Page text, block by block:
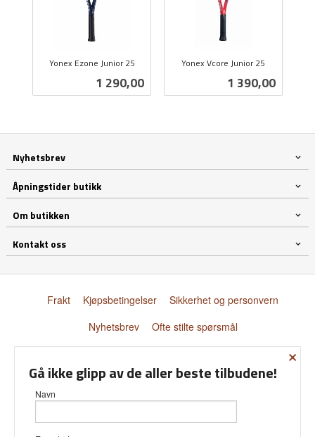
Yonex Ezone Junior 25
Pris
1 290,00
Yonex Vcore Junior 25
Pris
1 390,00
Nyhetsbrev
Åpningstider butikk
Om butikken
Kontakt oss
Frakt Kjøpsbetingelser
Sikkerhet og personvern
Nyhetsbrev
Ofte stilte spørsmål
×
Gå ikke glipp av de aller beste tilbudene!
Navn